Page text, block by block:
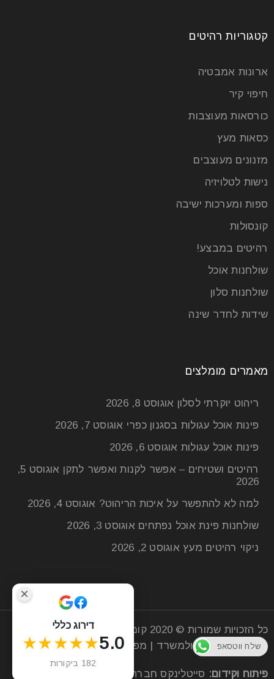
21
אפר
פינת אוכל היא רכישה אותה מבצעים לרוב אחת לשנים
רבות. מהסיבה הזאת, רוב האנשים אשר תרים אחר פינות
קטגוריות רהיטים
ארונות אמבטיה
חיפוי קיר
כורסאות מעוצבות
כסאות מעץ
מזנונים מעוצבים
נישות לטלויזיה
ספות ומערכות ישיבה
קונסולות
רהיטים במבצע!
שולחנות אוכל
שולחנות סלון
שידות לחדר שינה
מאמרים מומלצים
ריהוט יוקרתי לסלון אוגוסט 8, 2026
פינות אוכל עגולות בסגנון כפרי אוגוסט 7, 2026
פינות אוכל עגולות אוגוסט 6, 2026
רהיטים ושטיחים – אפשר לקנות ואפשר לתקן
אוגוסט 5,
2026
למה לא להתפשר על איכות הריהוט? אוגוסט 4, 2026
שולחנות פינת אוכל נפתחים אוגוסט 3, 2026
ניקוי רהיטים מעץ אוגוסט 2, 2026
כל הזכויות שמורות © 2020 קומפי רהיטים | חנות רהיטים
מעץ לסלון הבית ולמשרד | מפת אתר
פיתוח וקידום: סייטלינקס חברה לקידום אתרים
דירוג כללי
5.0
★★★★★
182 ביקורות
שלח ווטסאפ